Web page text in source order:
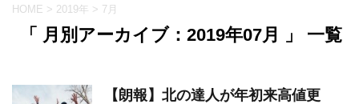
HOME > 2019年 > 7月
「 月別アーカイブ：2019年07月 」 一覧
【朗報】北の達人が年初来高値更